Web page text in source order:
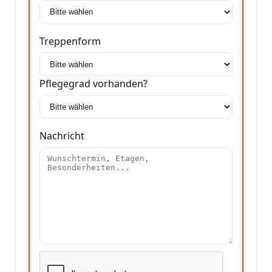
Treppenform
Pflegegrad vorhanden?
Nachricht